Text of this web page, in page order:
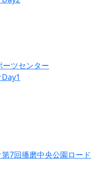
ツセンター
7回播磨中央公園ロード